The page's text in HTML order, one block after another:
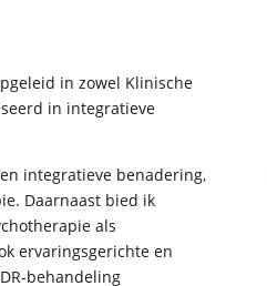
in zowel Klinische
in integratieve
integratieve benadering,
Daarnaast bied ik
als
ervaringsgerichte en
behandeling